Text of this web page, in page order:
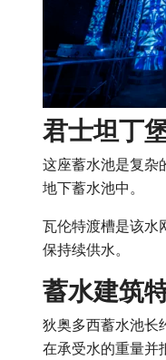
君士坦丁
这座蓄水池是复杂
地下蓄水池中。
瓦伦特渡槽是该水
保持续供水。
蓄水建筑
狄奥多西蓄水池长
在承受水的重量并